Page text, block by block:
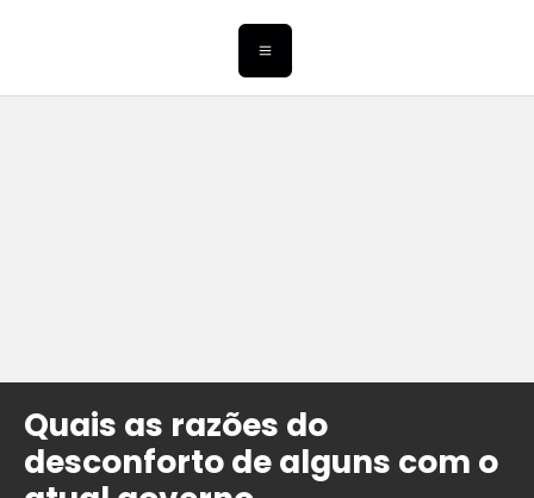
Quais as razões do
desconforto de alguns com o